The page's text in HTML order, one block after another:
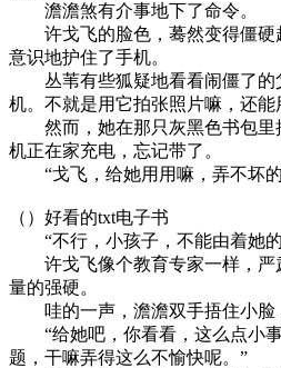
澹澹煞有介事地下了命令。
许戈飞的脸色，蓦然变得僵硬
意识地护住了手机。
丛苇有些狐疑地看看闹僵了的
机。不就是用它拍张照片嘛，还能
然而，她在那只灰黑色书包里
机正在家充电，忘记带了。
“戈飞，给她用用嘛，弄不坏
（）好看的txt电子书
“不行，小孩子，不能由着她的
许戈飞像个教育专家一样，严
量的强硬。
哇的一声，澹澹双手捂住小脸
“给她吧，你看看，这么点小事
题，干嘛弄得这么不愉快呢。”